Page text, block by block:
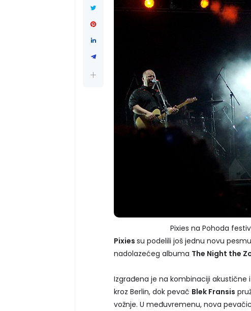
Pixies na Pohoda
Pixies su podelili još jednu novu
nadolazećeg albuma The Night the
Izgrađena je na kombinaciji akustične
kroz Berlin, dok pevač Blek Fransis
vožnje. U međuvremenu, nova